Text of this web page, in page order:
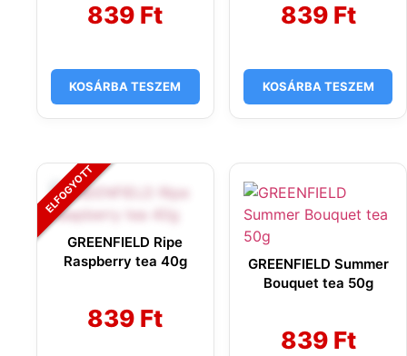
839 Ft
KOSÁRBA TESZEM
839 Ft
KOSÁRBA TESZEM
GREENFIELD Ripe
Raspberry tea 40g
839 Ft
GREENFIELD Summer
Bouquet tea 50g
839 Ft